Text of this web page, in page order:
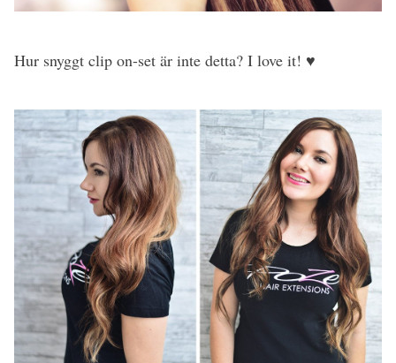
Hur snyggt clip on-set är inte detta? I love it! ♥